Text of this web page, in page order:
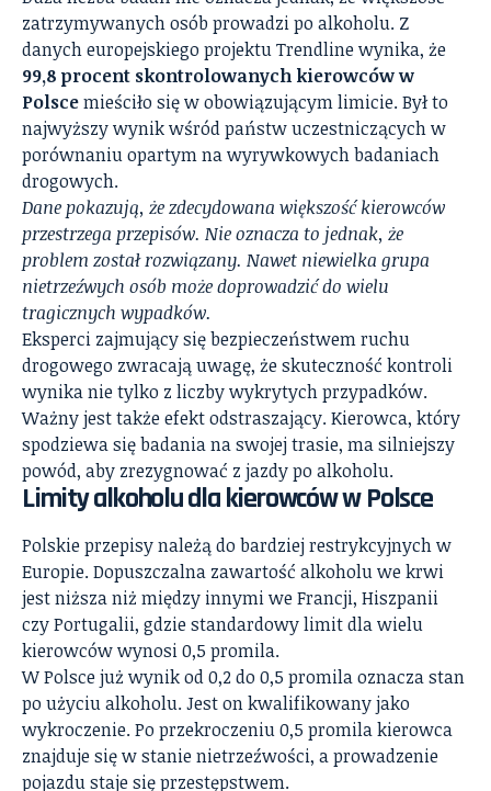
zatrzymywanych osób prowadzi po alkoholu. Z
danych europejskiego projektu Trendline wynika, że
99,8 procent skontrolowanych kierowców w
Polscemieściło się w obowiązującym limicie. Był to
najwyższy wynik wśród państw uczestniczących w
porównaniu opartym na wyrywkowych badaniach
drogowych.
Dane pokazują, że zdecydowana większość kierowców
przestrzega przepisów. Nie oznacza to jednak, że
problem został rozwiązany. Nawet niewielka grupa
nietrzeźwych osób może doprowadzić do wielu
tragicznych wypadków.
Eksperci zajmujący się bezpieczeństwem ruchu
drogowego zwracają uwagę, że skuteczność kontroli
wynika nie tylko z liczby wykrytych przypadków.
Ważny jest także efekt odstraszający. Kierowca, który
spodziewa się badania na swojej trasie, ma silniejszy
powód, aby zrezygnować z jazdy po alkoholu.
Limity alkoholu dla kierowców w Polsce
Polskie przepisy należą do bardziej restrykcyjnych w
Europie. Dopuszczalna zawartość alkoholu we krwi
jest niższa niż między innymi we Francji, Hiszpanii
czy Portugalii, gdzie standardowy limit dla wielu
kierowców wynosi 0,5 promila.
W Polsce już wynik od 0,2 do 0,5 promila oznacza stan
po użyciu alkoholu. Jest on kwalifikowany jako
wykroczenie. Po przekroczeniu 0,5 promila kierowca
znajduje się w stanie nietrzeźwości, a prowadzenie
pojazdu staje się przestępstwem.